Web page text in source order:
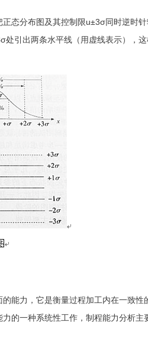
态分布图及其控制限u±3σ同时逆时
引出两条水平线（用虚线表示），
能力，它是衡量过程加工内在一致性
的一种系统性工作，制程能力分析主